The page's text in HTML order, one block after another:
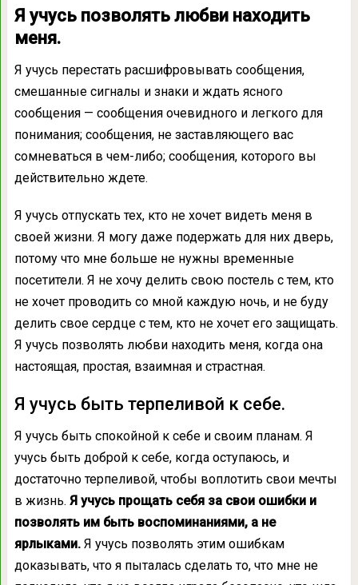
Я учусь позволять любви находить
меня.
Я учусь перестать расшифровывать сообщения,
смешанные сигналы и знаки и ждать ясного
сообщения — сообщения очевидного и легкого для
понимания; сообщения, не заставляющего вас
сомневаться в чем-либо; сообщения, которого вы
действительно ждете.
Я учусь отпускать тех, кто не хочет видеть меня в
своей жизни. Я могу даже подержать для них дверь,
потому что мне больше не нужны временные
посетители. Я не хочу делить свою постель с тем, кто
не хочет проводить со мной каждую ночь, и не буду
делить свое сердце с тем, кто не хочет его защищать.
Я учусь позволять любви находить меня, когда она
настоящая, простая, взаимная и страстная.
Я учусь быть терпеливой к себе.
Я учусь быть спокойной к себе и своим планам. Я
учусь быть доброй к себе, когда оступаюсь, и
достаточно терпеливой, чтобы воплотить свои мечты
в жизнь. Я учусь прощать себя за свои ошибки и
позволять им быть воспоминаниями, а не
ярлыками.Я учусь позволять этим ошибкам
доказывать, что я пыталась сделать то, что мне не